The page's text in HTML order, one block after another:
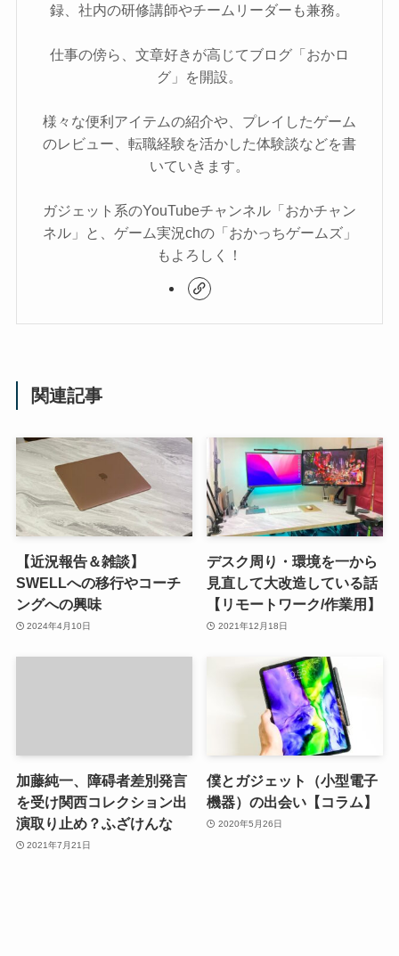
録、社内の研修講師やチームリーダーも兼務。
仕事の傍ら、文章好きが高じてブログ「おかロ
グ」を開設。
様々な便利アイテムの紹介や、プレイしたゲーム
のレビュー、転職経験を活かした体験談などを書
いていきます。
ガジェット系のYouTubeチャンネル「おかチャン
ネル」と、ゲーム実況chの「おかっちゲームズ」
もよろしく！
関連記事
【近況報告＆雑談】
SWELLへの移行やコーチ
ングへの興味
2024年4月10日
デスク周り・環境を一から
見直して大改造している話
【リモートワーク/作業用】
2021年12月18日
加藤純一、障碍者差別発言
を受け関西コレクション出
演取り止め？ふざけんな
2021年7月21日
僕とガジェット（小型電子
機器）の出会い【コラム】
2020年5月26日